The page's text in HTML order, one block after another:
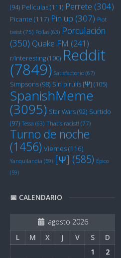
(94) Películas(111) Perrete (304)
Picante (117) Pin up (307) Plot
twist (75) Pollas (63) Porculación
(350) Quake FM (241)
r/Interesting(100) Reddit
(7849) Satisfactorio (67)
Simpsons(98) Sin pirulís [Ψ] (105)
SpanishMeme
(3095) Star Wars(92) Surtido
(97) Tessa (63) That's racist! (77)
Turno de noche
(1456) Viernes(116)
Yanquilandia (59) [Ψ] (585) Épico
(59)
📅 CALENDARIO
agosto 2026
L
M X J V S
D
1
2